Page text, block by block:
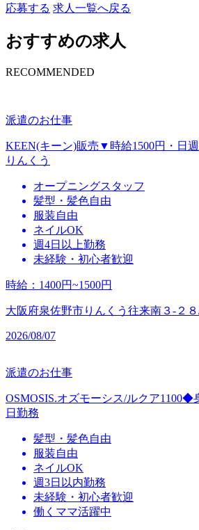
応募する 求人一覧へ戻る
おすすめの求人
RECOMMENDED
派遣のお仕事
KEEN(キーン)販売▼時給1500円・日
りんくう
オープニングスタッフ
髪型・髪色自由
服装自由
ネイルOK
週4日以上勤務
未経験・初心者歓迎
時給 ： 1400円~1500円
大阪府泉佐野市りんくう往来南３‐２
2026/08/07
派遣のお仕事
OSMOSIS.オズモーシス/ルクア
日勤務
髪型・髪色自由
服装自由
ネイルOK
週3日以内勤務
未経験・初心者歓迎
働くママ活躍中